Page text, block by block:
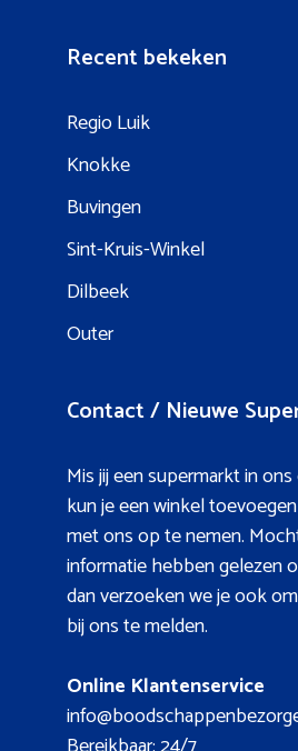
Recent bekeken
Regio Luik
Knokke
Buvingen
Sint-Kruis-Winkel
Dilbeek
Outer
Contact / Nieuwe
Mis jij een supermarkt in
kun je een winkel
met ons op te nemen.
informatie hebben gelezen
dan verzoeken we je ook
bij ons te melden.
Online Klantenservice